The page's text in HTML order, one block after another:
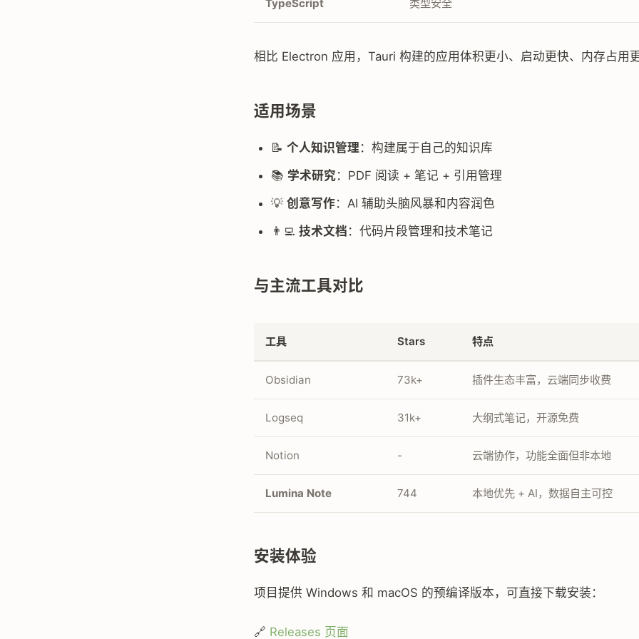
TypeScript 类型安全
相比 Electron 应用，Tauri 构建的应用体积更小、启动更快、内存占用
适用场景
📝 个人知识管理：构建属于自己的知识库
📚 学术研究：PDF 阅读 + 笔记 + 引用管理
💡 创意写作：AI 辅助头脑风暴和内容润色
👨‍💻 技术文档 ：代码片段管理和技术笔记
与主流工具对比
工具 Stars 特点
Obsidian 73k+ 插件生态丰富，云端同步收费
Logseq 31k+ 大纲式笔记，开源免费
Notion - 云端协作，功能全面但非本地
Lumina Note 744 本地优先 + AI，数据自主可控
安装体验
项目提供 Windows 和 macOS 的预编译版本，可直接下载安装：
🔗 Releases 页面